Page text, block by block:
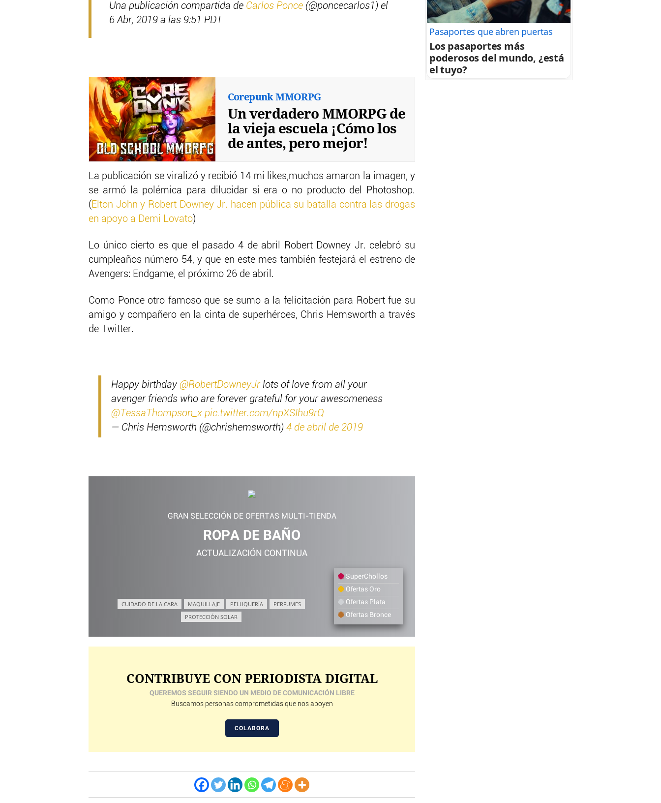
Una publicación compartida de Carlos Ponce (@poncecarlos1) el
6 Abr, 2019 a las 9:51 PDT
Corepunk MMORPG
Un verdadero MMORPG de
la vieja escuela ¡Cómo los
de antes, pero mejor!
La publicación se viralizó y recibió 14 mi likes,muchos amaron la imagen, y
se armó la polémica para dilucidar si era o no producto del Photoshop.
( Elton John y Robert Downey Jr. hacen pública su batalla contra las drogas
en apoyo a Demi Lovato)
Lo único cierto es que el pasado 4 de abril Robert Downey Jr. celebró su
cumpleaños número 54, y que en este mes también festejará el estreno de
Avengers: Endgame, el próximo 26 de abril.
Como Ponce otro famoso que se sumo a la felicitación para Robert fue su
amigo y compañero en la cinta de superhéroes, Chris Hemsworth a través
de Twitter.
Happy birthday @RobertDowneyJrlots of love from all your
avenger friends who are forever grateful for your awesomeness
@TessaThompson_x pic.twitter.com/npXSIhu9rQ
— Chris Hemsworth (@chrishemsworth) 4 de abril de 2019
GRAN SELECCIÓN DE OFERTAS MULTI-TIENDA
ROPA DE BAÑO
ACTUALIZACIÓN CONTINUA
CUIDADO DE LA CARA MAQUILLAJE PELUQUERÍA
PERFUMES
PROTECCIÓN SOLAR
SuperChollos
Ofertas Oro
Ofertas Plata
Ofertas Bronce
CONTRIBUYE CON PERIODISTA DIGITAL
QUEREMOS SEGUIR SIENDO UN MEDIO DE COMUNICACIÓN LIBRE
Buscamos personas comprometidas que nos apoyen
COLABORA
Pasaportes que abren puertas
Los pasaportes más
poderosos del mundo, ¿está
el tuyo?